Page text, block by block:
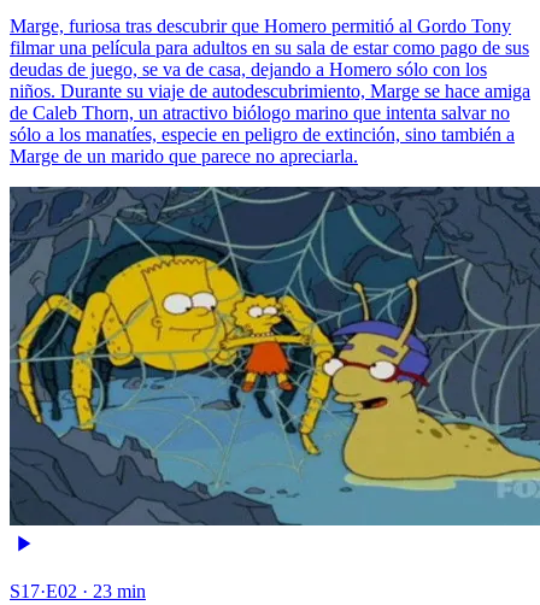
Marge, furiosa tras descubrir que Homero permitió al Gordo Tony
filmar una película para adultos en su sala de estar como pago de sus
deudas de juego, se va de casa, dejando a Homero sólo con los
niños. Durante su viaje de autodescubrimiento, Marge se hace amiga
de Caleb Thorn, un atractivo biólogo marino que intenta salvar no
sólo a los manatíes, especie en peligro de extinción, sino también a
Marge de un marido que parece no apreciarla.
S17·E02 · 23 min